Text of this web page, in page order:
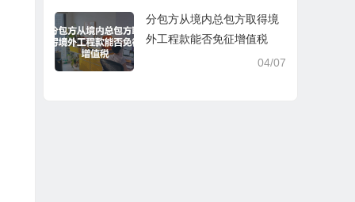
分包方从境内总包方取得境
外工程款能否免征增值税
04/07